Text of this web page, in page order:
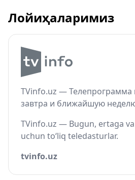
Лойиҳаларимиз
TVinfo.uz — Телепрограмма
завтра и ближайшую
TVinfo.uz — Bugun, ertaga
uchun to‘liq teledasturlar.
tvinfo.uz